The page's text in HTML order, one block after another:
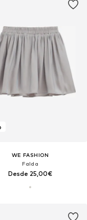
WE FASHION
Falda
Desde 25,00€